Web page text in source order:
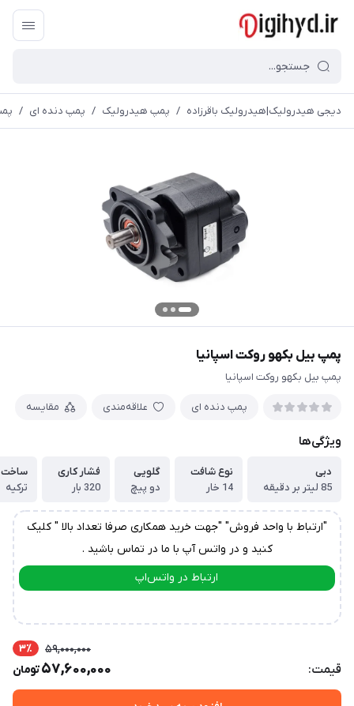
دیجی هیدرولیک|هیدرولیک باقرزاده / پمپ هیدرولیک / پمپ دنده ای /
پمپ بیل بکهو روکت اسپانیا
پمپ بیل بکهو روکت اسپانیا
پمپ دنده ای علاقه‌مندی مقایسه
ویژگی‌ها
دبی
85 لیتر بر دقیقه
نوع شافت
14 خار
گلویی
دو پیچ
فشار کاری
320 بار
ساخت
ترکیه
"ارتباط با واحد فروش" "جهت خرید همکاری صرفا تعداد بالا " کلیک
کنید و در واتس آپ با ما در تماس باشید .
ارتباط در واتس‌اپ
قیمت:
59,000,000 3٪
57,600,000تومان